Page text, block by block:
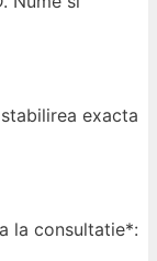
exacta
la consultatie*: